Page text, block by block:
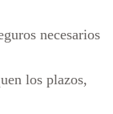
necesarios
los plazos,